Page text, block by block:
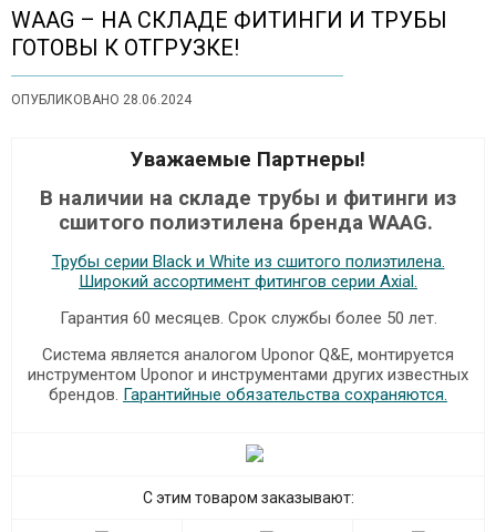
WAAG – НА СКЛАДЕ ФИТИНГИ И ТРУБЫ
ГОТОВЫ К ОТГРУЗКЕ!
ОПУБЛИКОВАНО 28.06.2024
Уважаемые Партнеры!
В наличии на складе трубы и фитинги из
сшитого полиэтилена бренда WAAG.
Трубы серии Black и White из сшитого полиэтилена.
Широкий ассортимент фитингов серии Axial.
Гарантия 60 месяцев. Срок службы более 50 лет.
Система является аналогом Uponor Q&E, монтируется
инструментом Uponor и инструментами других известных
брендов. Гарантийные обязательства сохраняются.
С этим товаром заказывают: